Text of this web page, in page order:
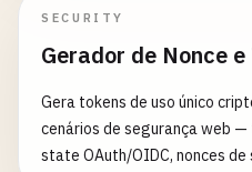
SECURITY
Gerador de Nonce e
Gera tokens de uso único
cenários de segurança web —
state OAuth/OIDC, nonces de